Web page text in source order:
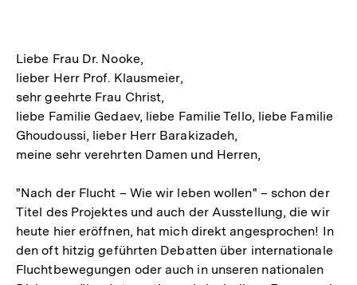
Liebe Frau Dr. Nooke,
lieber Herr Prof. Klausmeier,
sehr geehrte Frau Christ,
liebe Familie Gedaev, liebe Familie Tello, liebe Familie
Ghoudoussi, lieber Herr Barakizadeh,
meine sehr verehrten Damen und Herren,
"Nach der Flucht – Wie wir leben wollen" – schon der
Titel des Projektes und auch der Ausstellung, die wir
heute hier eröffnen, hat mich direkt angesprochen! In
den oft hitzig geführten Debatten über internationale
Fluchtbewegungen oder auch in unseren nationalen